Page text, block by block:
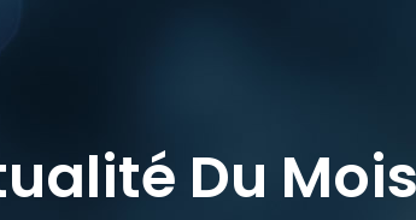
Du Mois